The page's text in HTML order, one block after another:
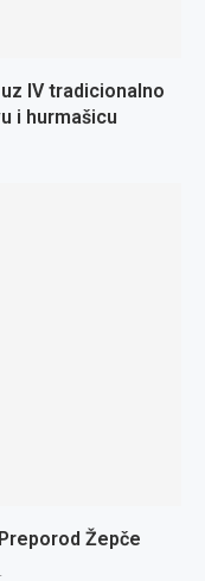
IV tradicionalno
i hurmašicu
Žepče